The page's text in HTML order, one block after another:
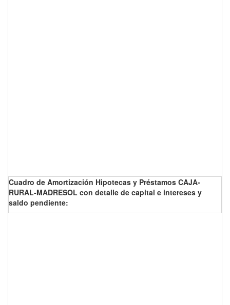
Cuadro de Amortización Hipotecas y Préstamos CAJA-
RURAL-MADRESOL con detalle de capital e intereses y
saldo pendiente: